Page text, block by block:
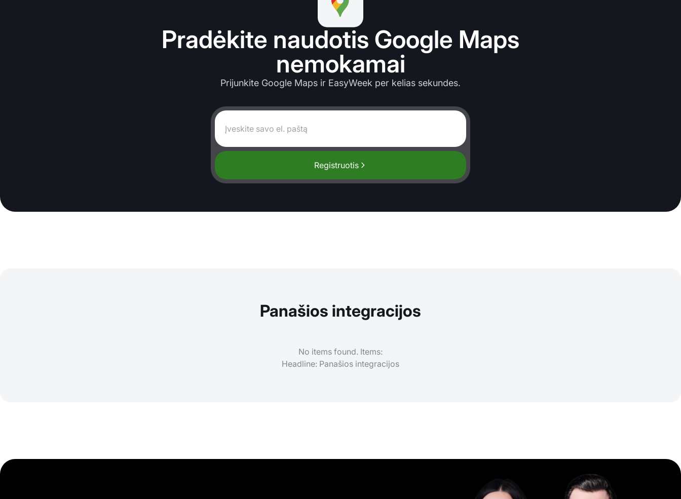
Pradėkite naudotis Google Maps
nemokamai
Prijunkite Google Maps ir EasyWeek per kelias sekundes.
Registruotis
Panašios integracijos
No items found. Items:
Headline: Panašios integracijos